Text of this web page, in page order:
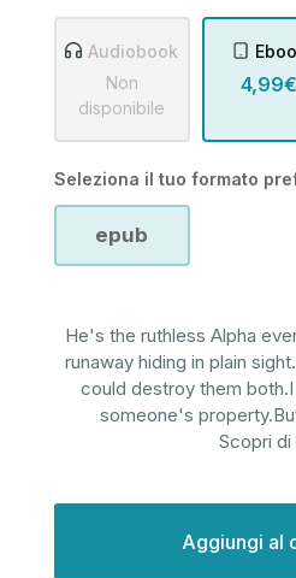
Audiobook
Non
disponibile
4,99€
Seleziona il tuo formato
epub
He's the ruthless Alpha
runaway hiding in plain
could destroy them
someone's
Scopri di